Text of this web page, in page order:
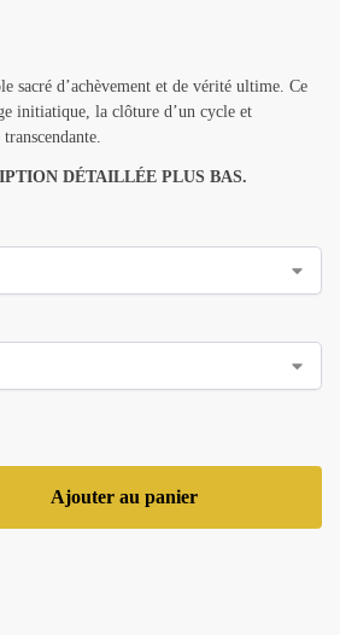
sacré d’achèvement et de vérité ultime. Ce
initiatique, la clôture d’un cycle et
DÉTAILLÉE PLUS BAS.
Ajouter au panier